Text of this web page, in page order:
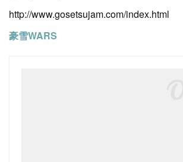
http://www.gosetsujam.com/index.html
豪雪WARS